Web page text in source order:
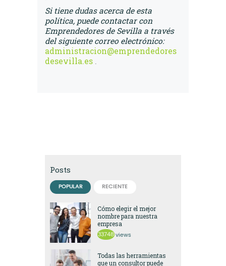
Si tiene dudas acerca de esta
política, puede contactar con
Emprendedores de Sevilla a través
del siguiente correo electrónico:
administracion@emprendedores
desevilla.es .
Posts
POPULAR RECIENTE
Cómo elegir el mejor
nombre para nuestra
empresa
33748 views
Todas las herramientas
que un consultor puede